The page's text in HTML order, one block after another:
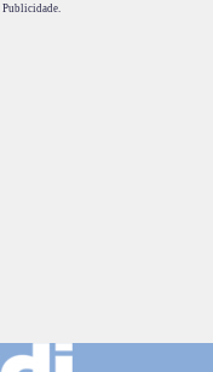
Publicidade.